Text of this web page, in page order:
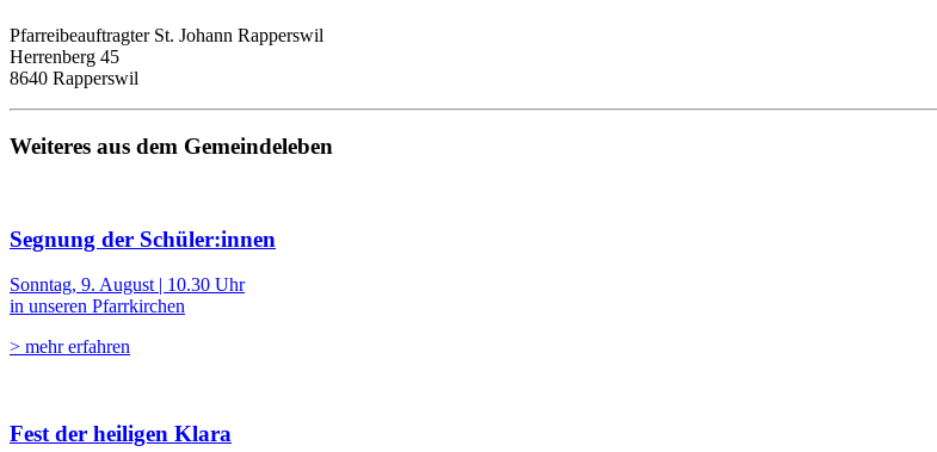
Pfarreibeauftragter St. Johann Rapperswil
Herrenberg 45
8640 Rapperswil
Weiteres aus dem Gemeindeleben
Segnung der Schüler:innen
Sonntag, 9. August | 10.30 Uhr
in unseren Pfarrkirchen
> mehr erfahren
Fest der heiligen Klara